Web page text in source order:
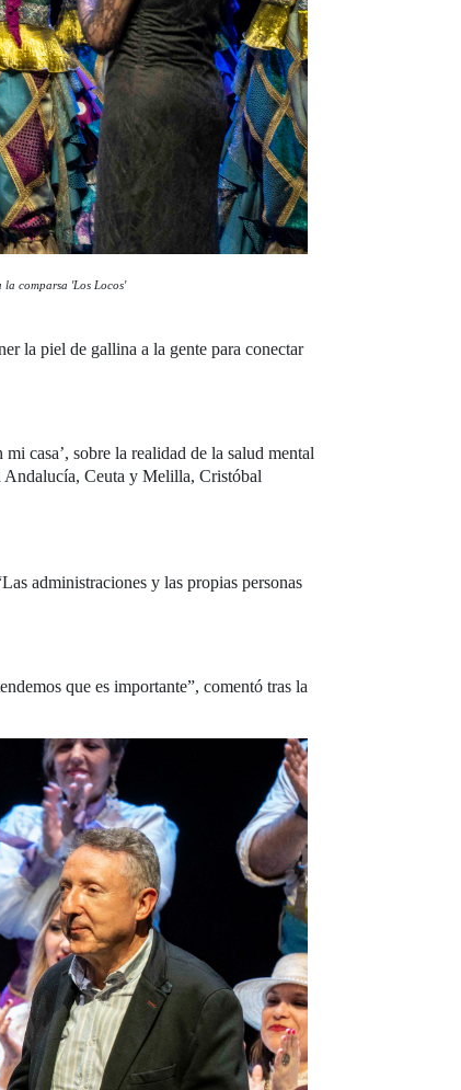
comparsa 'Los Locos'
la piel de gallina a la gente para conectar
casa’, sobre la realidad de la salud mental
Andalucía, Ceuta y Melilla, Cristóbal
administraciones y las propias personas
que es importante”, comentó tras la